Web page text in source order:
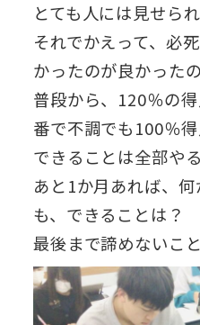
とても人には見せら
それでかえって、必
かったのが良かった
普段から、120％の
番で不調でも100％得
できることは全部やる
あと1か月あれば、
も、できることは？
最後まで諦めないこ